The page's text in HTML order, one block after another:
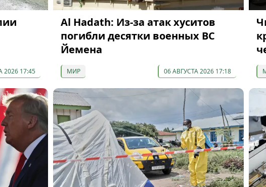
2026 17:45
Al Hadath: Из-за атак хуситов
погибли десятки военных ВС
Йемена
МИР 06 АВГУСТА 2026 17:18